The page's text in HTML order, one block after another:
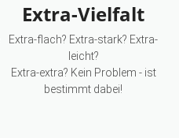
Extra-Vielfalt
Extra-flach? Extra-stark? Extra-
leicht?
Extra-extra? Kein Problem - ist
bestimmt dabei!